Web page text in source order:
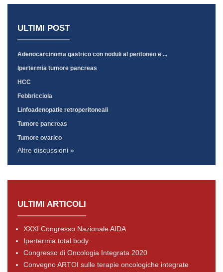
ULTIMI POST
Adenocarcinoma gastrico con noduli al peritoneo e ...
Ipertermia tumore pancreas
HCC
Febbricciola
Linfoadenopatie retroperitoneali
Tumore pancreas
Tumore ovarico
Altre discussioni »
ULTIMI ARTICOLI
XXXI Congresso Nazionale AIDA
Ipertermia total body
Congresso di Oncologia Integrata 2020
Convegno ARTOI sulle terapie oncologiche integrate